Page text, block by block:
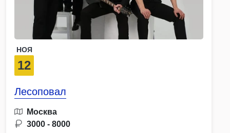
НОЯ
12
Лесоповал
Москва
3000 - 8000